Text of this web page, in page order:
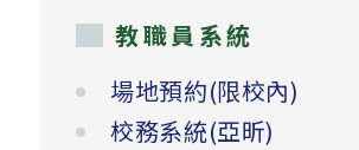
教職員系統
場地預約(限校內)
校務系統(亞昕)